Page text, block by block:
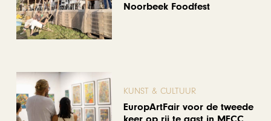
Noorbeek Foodfest
KUNST & CULTUUR
EuropArtFair voor de tweede